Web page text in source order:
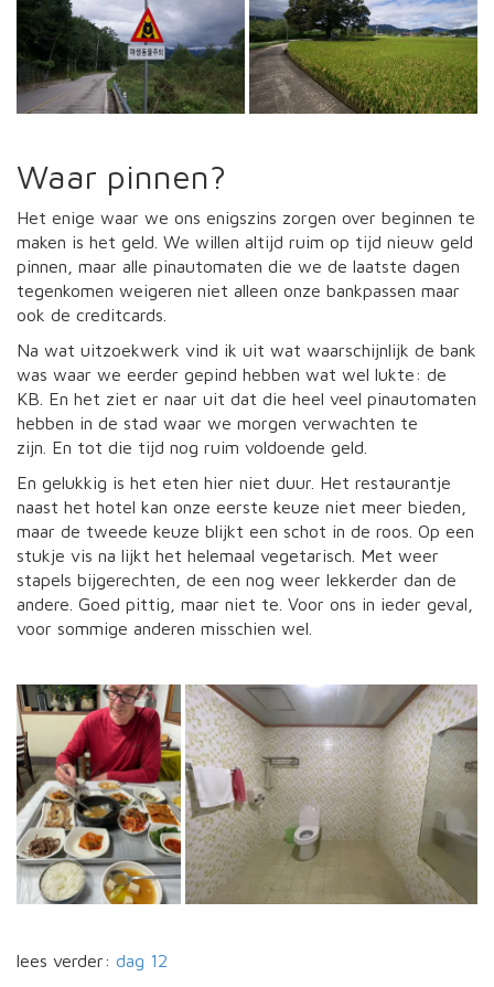
Waar pinnen?
Het enige waar we ons enigszins zorgen over beginnen te
maken is het geld. We willen altijd ruim op tijd nieuw geld
pinnen, maar alle pinautomaten die we de laatste dagen
tegenkomen weigeren niet alleen onze bankpassen maar
ook de creditcards.
Na wat uitzoekwerk vind ik uit wat waarschijnlijk de bank
was waar we eerder gepind hebben wat wel lukte: de
KB. En het ziet er naar uit dat die heel veel pinautomaten
hebben in de stad waar we morgen verwachten te
zijn. En tot die tijd nog ruim voldoende geld.
En gelukkig is het eten hier niet duur. Het restaurantje
naast het hotel kan onze eerste keuze niet meer bieden,
maar de tweede keuze blijkt een schot in de roos. Op een
stukje vis na lijkt het helemaal vegetarisch. Met weer
stapels bijgerechten, de een nog weer lekkerder dan de
andere. Goed pittig, maar niet te. Voor ons in ieder geval,
voor sommige anderen misschien wel.
lees verder: dag 12